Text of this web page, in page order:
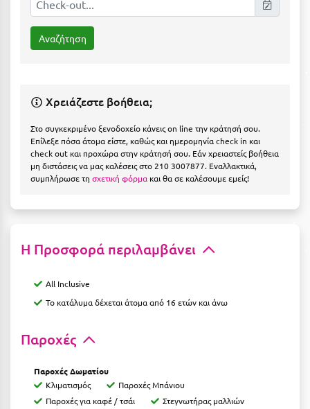
Ιωάννινα
Καλάβρυτα
Καλαμάτα
Κάλαμος
Καλαμπάκα
Κάλυμνος
Καρδάμαινα
Καρδαμύλη
Κάρπαθος
Καρπενήσι
Κάρυστος
Χρειάζεστε βοήθεια;
Στο συγκεκριμένο ξενοδοχείο κάνεις on line την κράτησή σου.
Επίλεξε πόσα άτομα είστε, καθώς και ημερομηνία check in και
check out και προχώρα στην κράτησή σου. Εάν χρειαστείς βοήθεια
μη διστάσεις να μας καλέσεις στο 210 3007877. Εναλλακτικά,
συμπλήρωσε τη σχετική φόρμα και θα σε καλέσουμε εμείς!
Η Προσφορά περιλαμβάνει
All Inclusive
Το κατάλυμα δέχεται άτομα από 16 ετών και άνω
Παροχές
Παροχές Δωματίου
Κλιματισμός
Παροχές Μπάνιου
Παροχές για καφέ / τσάι
Στεγνωτήρας μαλλιών